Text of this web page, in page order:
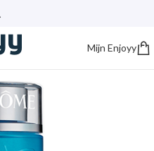
Mijn Enjoyy